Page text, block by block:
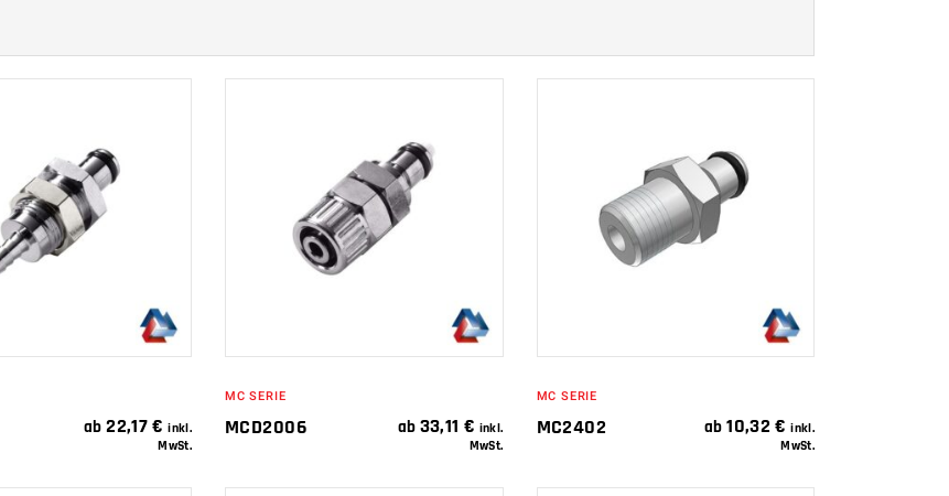
IN DEN
WARENKORB
ab22,17€ inkl.
MwSt.
IN DEN
WARENKORB
MC SERIE
MCD2006 ab 33,11 € inkl.
MwSt.
IN DEN
WARENKORB
MC SERIE
MC2402 ab10,32€ inkl.
MwSt.